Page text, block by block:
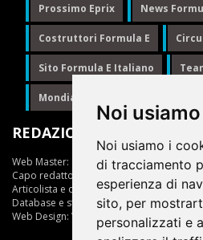
Noi
Noi usiamo i
di tracciamento
esperienza di
sito, per
personalizzati e
Prossimo Eprix News
Costruttori Formula E
Sito Formula E Italiano
Mondiale Formula E
REDAZIONE
Web Master:
Ing.Daniele Muscarella
Capo redattore:
Articolista e opinionista:Giuseppe
Database e statistiche:Marcella Toschi
Web Design: Vittorio Arena